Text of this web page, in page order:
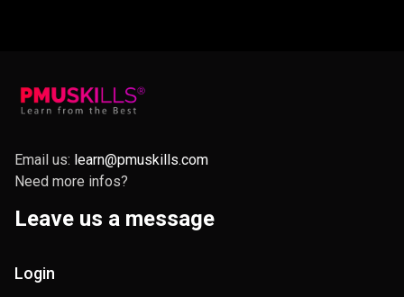
Email us: learn@pmuskills.com
Need more infos?
Leave us a message
Login